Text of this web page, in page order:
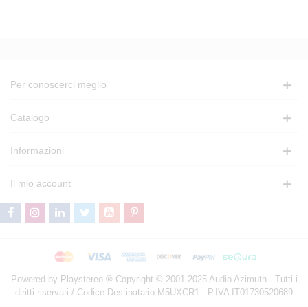
Per conoscerci meglio
Catalogo
Informazioni
Il mio account
Powered by Playstereo ® Copyright © 2001-2025 Audio Azimuth - Tutti i
diritti riservati / Codice Destinatario M5UXCR1 - P.IVA IT01730520689